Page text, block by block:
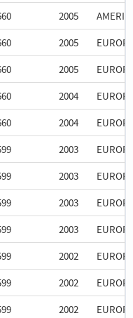
2005
2005
2005
2004
2004
2003
2003
2003
2003
2002
2002
2002